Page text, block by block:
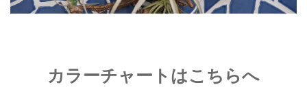
カラーチャートはこちらへ